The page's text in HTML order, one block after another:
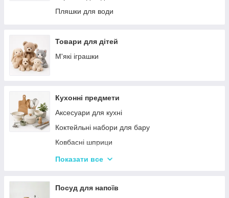
Палатки
Меблі для кемпінгу
Спальні мішки
Цукерки
Серветниці
Годинник настінний
Підсвічники
Вази для квітів
Статуетки
Пляшки для води
Товари для дітей
М'які іграшки
Кухонні предмети
Аксесуари для кухні
Коктейльні набори для бару
Ковбасні шприци
Кухонні підставки
Терки
Показати все
Посуд для напоїв